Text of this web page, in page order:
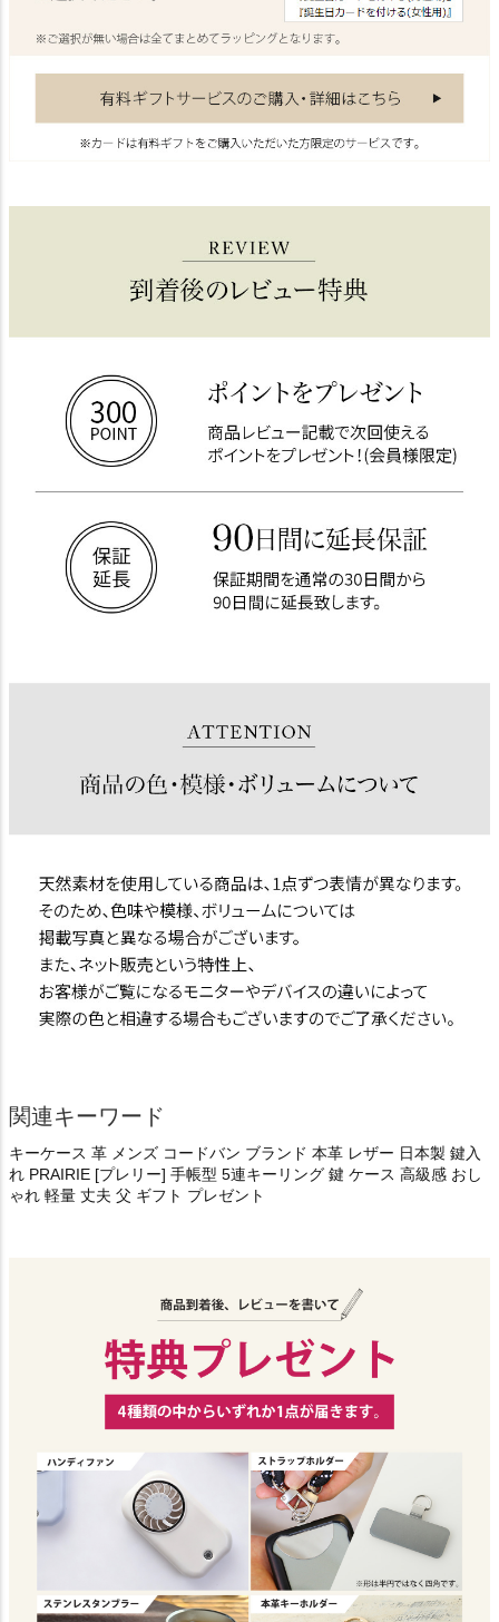
関連キーワード
キーケース 革 メンズ コードバン ブランド 本革 レザー 日本製 鍵入
れ PRAIRIE [プレリー] 手帳型 5連キーリング 鍵 ケース 高級感 おし
ゃれ 軽量 丈夫 父 ギフト プレゼント